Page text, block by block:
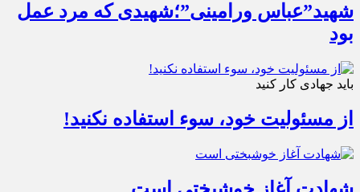
شهید”عباس ورامینی”؛شهیدی که مرد عمل
بود
باید جهادی کار کنید
از مسئولیت خود، سوء استفاده نکنید!